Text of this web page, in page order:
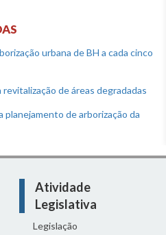
urbana de BH a cada cinco
de áreas degradadas
de arborização da
Atividade
Legislativa
Legislação